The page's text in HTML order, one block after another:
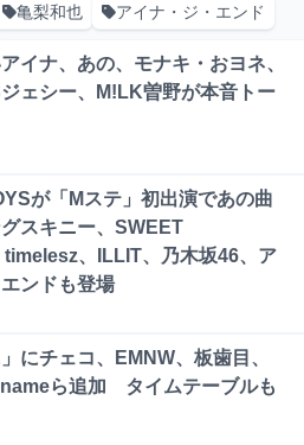
亀梨和也 アイナ・ジ・エンド
イナ、あの、モナキ・おヨネ、
ェシー、M!LK曽野が本音トー
が「Mステ」初出演であの曲
スキニー、SWEET
、ILLIT、乃木坂46、ア
ンドも登場
」にチェコ、EMNW、板歯目、
ら追加 タイムテーブルも